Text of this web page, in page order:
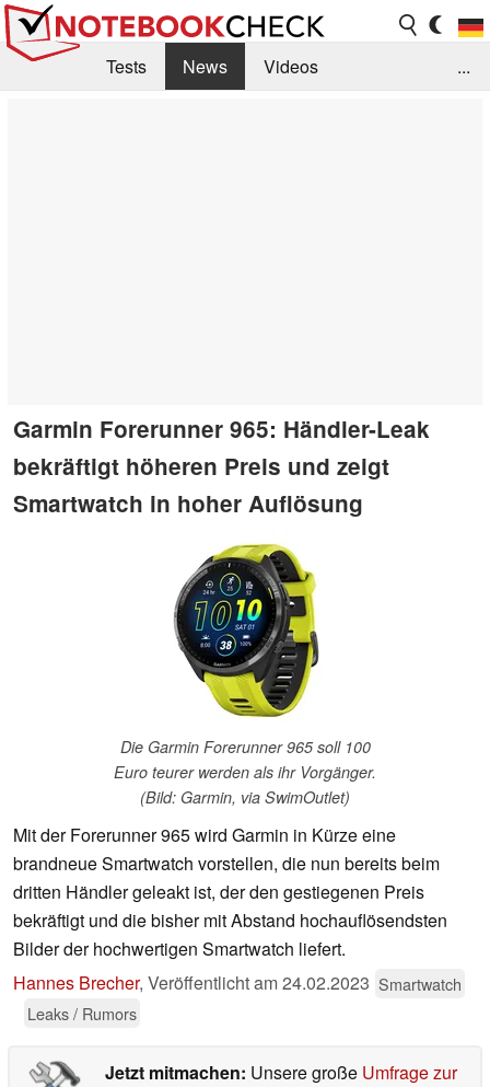
Tests News
Videos
...
Garmin Forerunner 965: Händler-Leak
bekräftigt höheren Preis und zeigt
Smartwatch in hoher Auflösung
Die Garmin Forerunner 965 soll 100
Euro teurer werden als ihr Vorgänger.
(Bild: Garmin, via SwimOutlet)
Mit der Forerunner 965 wird Garmin in Kürze eine
brandneue Smartwatch vorstellen, die nun bereits beim
dritten Händler geleakt ist, der den gestiegenen Preis
bekräftigt und die bisher mit Abstand hochauflösendsten
Bilder der hochwertigen Smartwatch liefert.
Hannes Brecher, Veröffentlicht am24.02.2023 Smartwatch
Leaks / Rumors
Jetzt mitmachen: Unsere große Umfrage zur